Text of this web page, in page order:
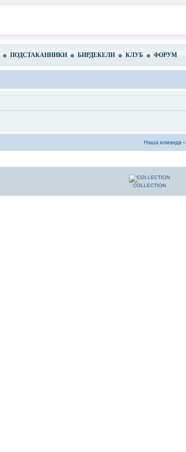
ПОДСТАКАННИКИ БИРДЕКЕЛИ КЛУБ ФОРУМ
Наша команда •
COLLECTION